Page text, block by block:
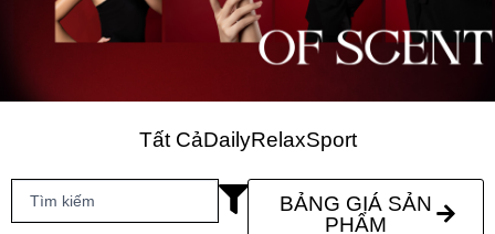
Tất CảDailyRelaxSport
BẢNG GIÁ SẢN
PHẨM